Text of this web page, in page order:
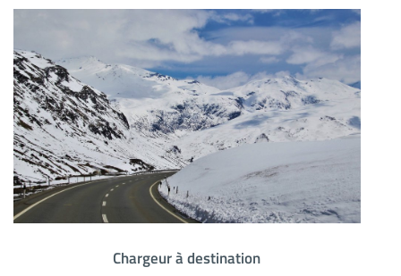
Chargeur à destination